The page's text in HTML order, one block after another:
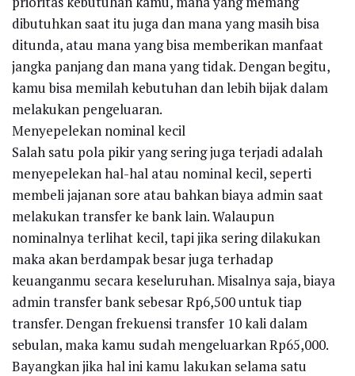
dibutuhkan saat itu juga dan mana yang masih bisa
ditunda, atau mana yang bisa memberikan manfaat
jangka panjang dan mana yang tidak. Dengan begitu,
kamu bisa memilah kebutuhan dan lebih bijak dalam
melakukan pengeluaran.
Menyepelekan nominal kecil
Salah satu pola pikir yang sering juga terjadi adalah
menyepelekan hal-hal atau nominal kecil, seperti
membeli jajanan sore atau bahkan biaya admin saat
melakukan transfer ke bank lain. Walaupun
nominalnya terlihat kecil, tapi jika sering dilakukan
maka akan berdampak besar juga terhadap
keuanganmu secara keseluruhan. Misalnya saja, biaya
admin transfer bank sebesar Rp6,500 untuk tiap
transfer. Dengan frekuensi transfer 10 kali dalam
sebulan, maka kamu sudah mengeluarkan Rp65,000.
Bayangkan jika hal ini kamu lakukan selama satu